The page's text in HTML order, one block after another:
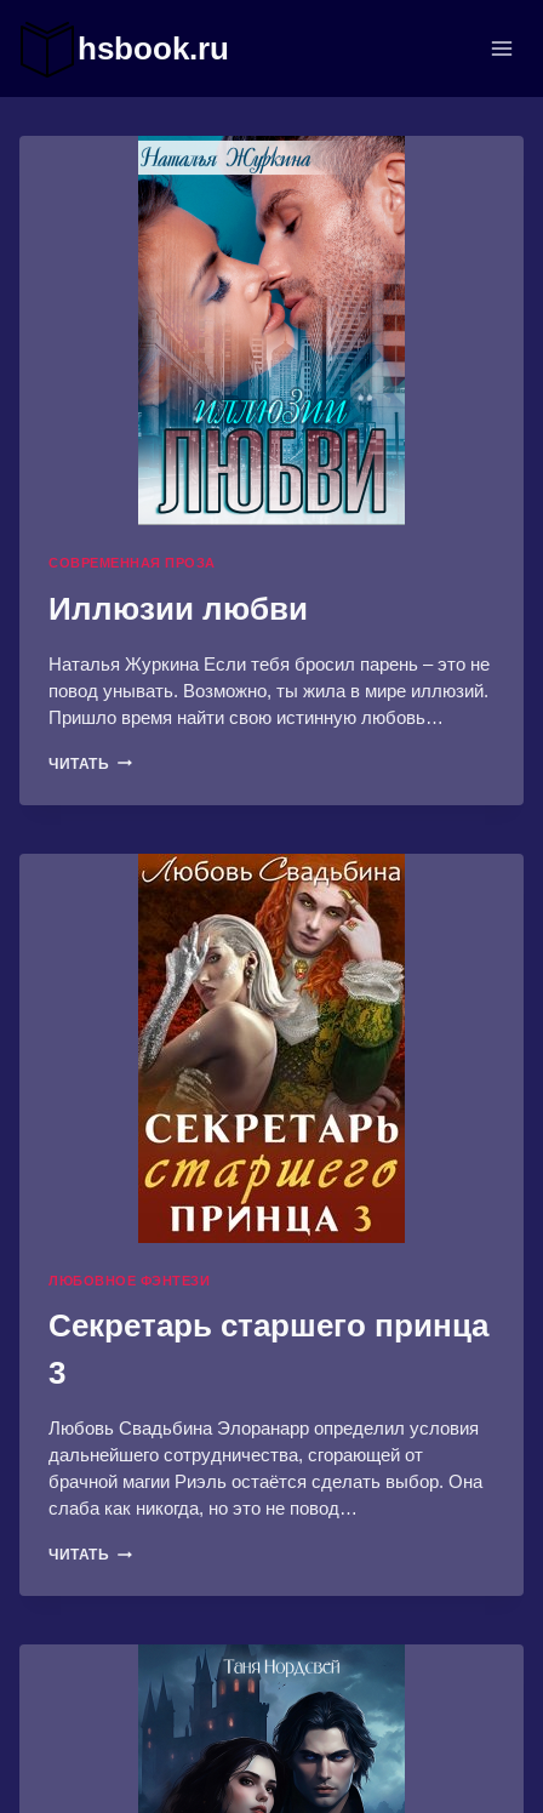
содержимомуhsbook.ru
СОВРЕМЕННАЯ ПРОЗА
Иллюзии любви
Наталья Журкина Если тебя бросил парень – это не
повод унывать. Возможно, ты жила в мире иллюзий.
Пришло время найти свою истинную любовь…
ЧИТАТЬ ИЛЛЮЗИИ
ЛЮБОВНОЕ ФЭНТЕЗИ
Секретарь старшего принца
3
Любовь Свадьбина Элоранарр определил условия
дальнейшего сотрудничества, сгорающей от
брачной магии Риэль остаётся сделать выбор. Она
слаба как никогда, но это не повод…
ЧИТАТЬ СЕКРЕТАРЬ
ПРИНЦА